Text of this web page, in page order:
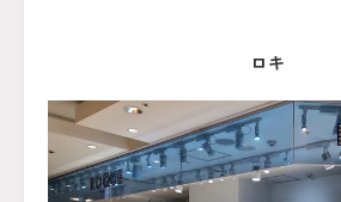
ロキ